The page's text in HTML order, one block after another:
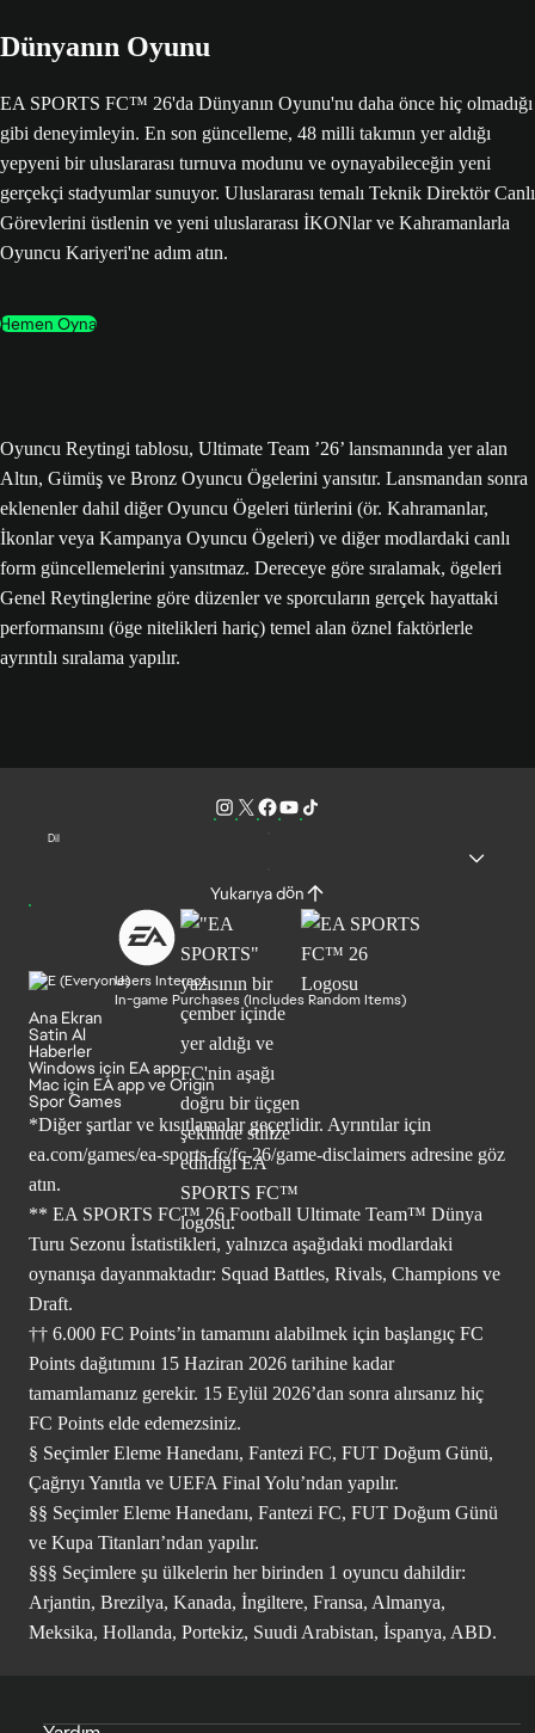
Dünyanın Oyunu
EA SPORTS FC™ 26'da Dünyanın Oyunu'nu daha önce hiç olmadığı
gibi deneyimleyin. En son güncelleme, 48 milli takımın yer aldığı
yepyeni bir uluslararası turnuva modunu ve oynayabileceğin yeni
gerçekçi stadyumlar sunuyor. Uluslararası temalı Teknik Direktör Canlı
Görevlerini üstlenin ve yeni uluslararası İKONlar ve Kahramanlarla
Oyuncu Kariyeri'ne adım atın.
Hemen Oyna
Oyuncu Reytingi tablosu, Ultimate Team ’26’ lansmanında yer alan
Altın, Gümüş ve Bronz Oyuncu Ögelerini yansıtır. Lansmandan sonra
eklenenler dahil diğer Oyuncu Ögeleri türlerini (ör. Kahramanlar,
İkonlar veya Kampanya Oyuncu Ögeleri) ve diğer modlardaki canlı
form güncellemelerini yansıtmaz. Dereceye göre sıralamak, ögeleri
Genel Reytinglerine göre düzenler ve sporcuların gerçek hayattaki
performansını (öge nitelikleri hariç) temel alan öznel faktörlerle
ayrıntılı sıralama yapılır.
Dil
Yukarıya dön
Users Interact
In-game Purchases (Includes Random Items)
Ana Ekran
Satin Al
Haberler
Windows için EA app
Mac için EA app ve Origin
Spor Games
*Diğer şartlar ve kısıtlamalar geçerlidir. Ayrıntılar için
ea.com/games/ea-sports-fc/fc-26/game-disclaimers adresine göz
atın.
** EA SPORTS FC™ 26 Football Ultimate Team™ Dünya
Turu Sezonu İstatistikleri, yalnızca aşağıdaki modlardaki
oynanışa dayanmaktadır: Squad Battles, Rivals, Champions ve
Draft.
†† 6.000 FC Points’in tamamını alabilmek için başlangıç FC
Points dağıtımını 15 Haziran 2026 tarihine kadar
tamamlamanız gerekir. 15 Eylül 2026’dan sonra alırsanız hiç
FC Points elde edemezsiniz.
§ Seçimler Eleme Hanedanı, Fantezi FC, FUT Doğum Günü,
Çağrıyı Yanıtla ve UEFA Final Yolu’ndan yapılır.
§§ Seçimler Eleme Hanedanı, Fantezi FC, FUT Doğum Günü
ve Kupa Titanları’ndan yapılır.
§§§ Seçimlere şu ülkelerin her birinden 1 oyuncu dahildir:
Arjantin, Brezilya, Kanada, İngiltere, Fransa, Almanya,
Meksika, Hollanda, Portekiz, Suudi Arabistan, İspanya, ABD.